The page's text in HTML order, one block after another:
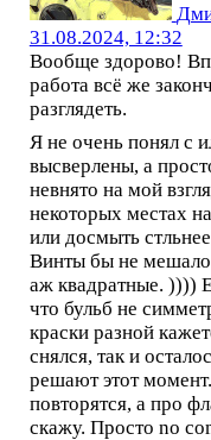
31.08.2024, 12:32
Вообще здорово!
работа всё же
разглядеть.
Я не очень понял с
высверлены, а
невнято на мой
некоторых местах
или досмыть
Винты бы не мешало
аж квадратные. ))))
что бульб не
краски разной
снялся, так и
решают этот
повторятся, а про
скажу. Просто no